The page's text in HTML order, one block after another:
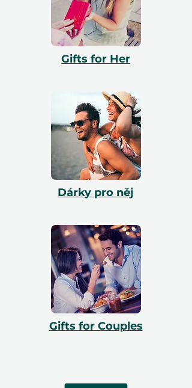
užít voucher, může ho uplatnit přes naše
webové stránky a náš tým mu pomůže s
rezervací. Všechny vouchery jsou platné 12
měsíců a zahrnují bezplatnou výměnu.
Gifts for Her
Dárky pro něj
Gifts for Couples